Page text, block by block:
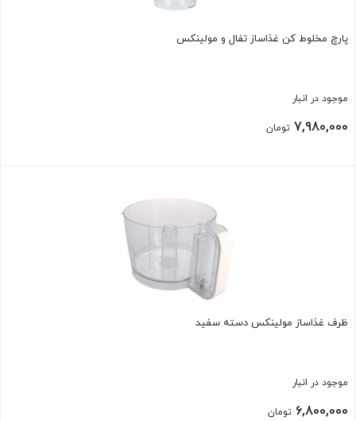
پارچ مخلوط کن غذاساز تفال و مولینکس
موجود در انبار
7,980,000 تومان
ظرف غذاساز مولینکس دسته سفید
موجود در انبار
6,800,000 تومان